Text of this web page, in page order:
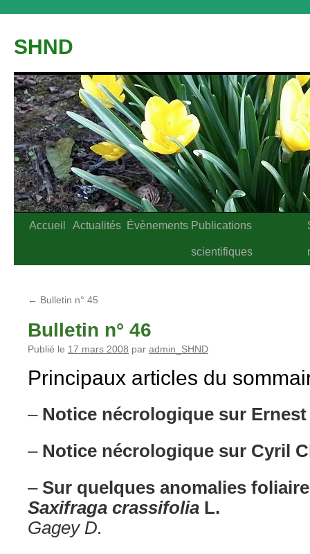
contenu
SHND
Accueil Actualités Évènements Publications
scientifiques
← Bulletin n° 45
Bulletin n° 46
Publié le 17 mars 2008 par admin_SHND
Principaux articles du
– Notice nécrologique sur Ernest
– Notice nécrologique sur Cyril
– Sur quelques anomalies
Saxifraga crassifolia L.
Gagey D.